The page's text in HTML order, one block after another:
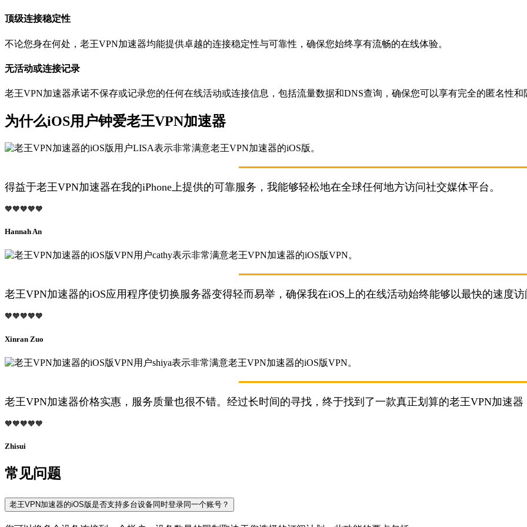
顶级连接稳定性
不论您身在何处，老王VPN加速器均能提供卓越的连接稳定性与可靠性，确保您始终享有流畅的在线体验。
无活动或连接记录
老王VPN加速器承诺不保存或记录您的任何在线活动或连接信息，包括流量数据和DNS查询，确保您可以享有完全的匿名性和
为什么iOS用户钟爱老王VPN加速器
得益于老王VPN加速器在我的iPhone上提供的可靠服务，我能够轻松地在全球任何地方访问社交媒体平台。
🧡🧡🧡🧡🧡
Hannah An
老王VPN加速器的iOS应用程序使切换服务器变得轻而易举，确保我在iOS上的在线活动始终能够以最快的速度
🧡🧡🧡🧡🧡
Xinran Zuo
老王VPN加速器价格实惠，服务质量也很不错。经过长时间的寻找，终于找到了一款真正划算的老王VPN加速器
🧡🧡🧡🧡🧡
Zhisui
常见问题
老王VPN加速器的iOS版是否支持多台设备同时登录同一个账号？